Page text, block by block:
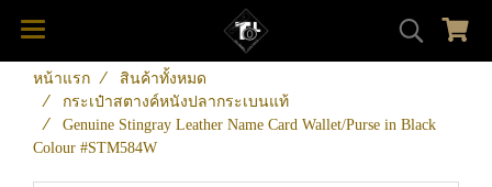
หน้าแรก
สินค้าทั้งหมด
กระเป๋าสตางค์หนังปลากระเบนแท้
Genuine Stingray Leather Name Card Wallet/Purse in Black
Colour #STM584W